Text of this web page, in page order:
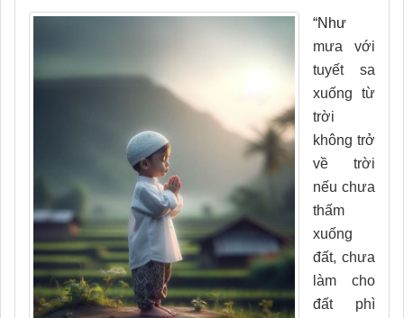
“Như
mưa với
tuyết sa
xuống từ
trời
không trở
về trời
nếu chưa
thấm
xuống
đất, chưa
làm cho
đất phì